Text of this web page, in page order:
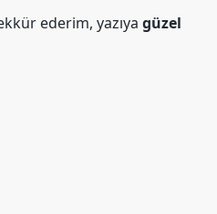
ederim, yazıya güzel